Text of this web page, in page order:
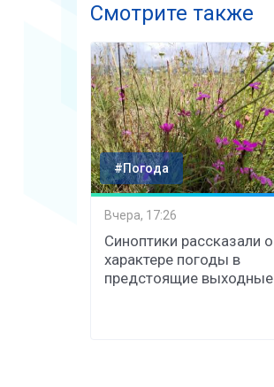
Смотрите также
#Погода
Вчера, 17:26
Синоптики рассказали о
характере погоды в
предстоящие выходные